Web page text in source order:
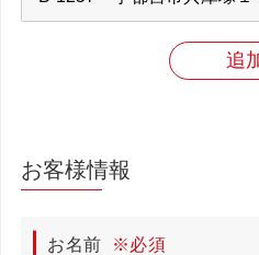
追
お客様情報
お名前 ※必須